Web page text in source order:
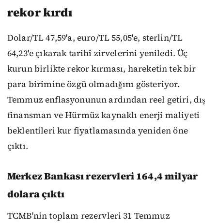
rekor kırdı
Dolar/TL 47,59'a, euro/TL 55,05'e, sterlin/TL
64,23'e çıkarak tarihî zirvelerini yeniledi. Üç
kurun birlikte rekor kırması, hareketin tek bir
para birimine özgü olmadığını gösteriyor.
Temmuz enflasyonunun ardından reel getiri, dış
finansman ve Hürmüz kaynaklı enerji maliyeti
beklentileri kur fiyatlamasında yeniden öne
çıktı.
Merkez Bankası rezervleri 164,4 milyar
dolara çıktı
TCMB'nin toplam rezervleri 31 Temmuz